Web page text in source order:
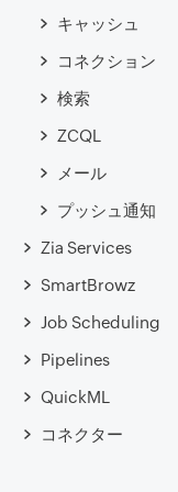
キャッシュ
コネクション
検索
ZCQL
メール
プッシュ通知
Zia Services
SmartBrowz
Job Scheduling
Pipelines
QuickML
コネクター